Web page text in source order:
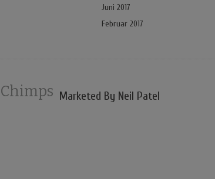
Juni 2017
Februar 2017
Chimps Marketed By Neil Patel